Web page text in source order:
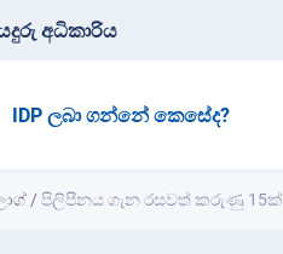
අධිකාරිය
IDP ලබා ගන්නේ කෙසේද?
/පිලිපීනය ගැන රසවත් කරුණු 15ක්